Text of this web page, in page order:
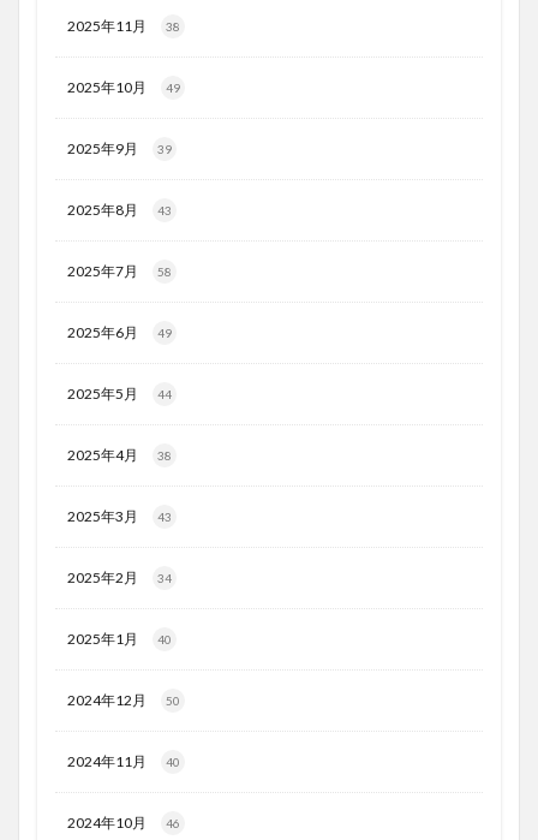
2025年11月 38
2025年10月 49
2025年9月 39
2025年8月 43
2025年7月 58
2025年6月 49
2025年5月 44
2025年4月 38
2025年3月 43
2025年2月 34
2025年1月 40
2024年12月 50
2024年11月 40
2024年10月 46